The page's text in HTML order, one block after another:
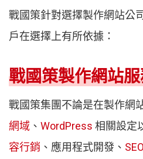
戰國策針對選擇製作網站公
戶在選擇上有所依據：
戰國策製作網站
戰國策集團不論是在製作網
網域 、 WordPress 相關設定
容行銷 、應用程式開發、